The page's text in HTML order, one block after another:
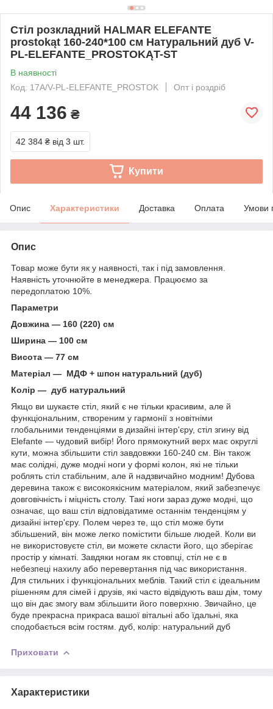
Стіл розкладний HALMAR ELEFANTE
prostokąt 160-240*100 см Натуральний дуб V-
PL-ELEFANTE_PROSTOKĄT-ST
В наявності
Код: 17А/V-PL-ELEFANTE_PROSTOK
Опт і роздріб
44 136 ₴
42 384 ₴ від 3 шт.
Купити
Опис Характеристики Доставка Оплата Умови
Опис
Товар може бути як у наявності, так і під замовлення.
Наявність уточнюйте в менеджера. Працюємо за
передоплатою 10%.
Параметри
Довжина — 160 (220) см
Ширина — 100 см
Висота — 77 см
Матеріал — МДФ + шпон натуральний (дуб)
Колір — дуб натуральний
Якщо ви шукаєте стіл, який є не тільки красивим, але й
функціональним, створеним у гармонії з новітніми
глобальними тенденціями в дизайні інтер'єру, стіл згину від
Elefante — чудовий вибір! Його прямокутний верх має округлі
кути, можна збільшити стіл завдовжки 160-240 см. Він також
має солідні, дуже модні ноги у формі колон, які не тільки
роблять стіл стабільним, але й надзвичайно модним! Дубова
деревина також є високоякісним матеріалом, який забезпечує
довговічність і міцність столу. Такі ноги зараз дуже модні, що
означає, що ваш стіл відповідатиме останнім тенденціям у
дизайні інтер'єру. Полем через те, що стіл може бути
збільшений, він може легко помістити більше людей. Коли ви
не використовуєте стіл, ви можете скласти його, що зберігає
простір у кімнаті. Завдяки ногам як стовпці, стіл не є в
небезпеці нахилу або перевертання під час використання.
Для стильних і функціональних меблів. Такий стіл є ідеальним
рішенням для сімей і друзів, які часто відвідують ваш дім, тому
що він дає змогу вам збільшити його поверхню. Звичайно, це
буде прекрасна прикраса вашої вітальні або їдальні, яка
сподобається всім гостям. дуб, колір: натуральний дуб
Приховати
Характеристики